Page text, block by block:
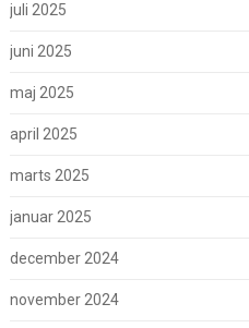
juli 2025
juni 2025
maj 2025
april 2025
marts 2025
januar 2025
december 2024
november 2024